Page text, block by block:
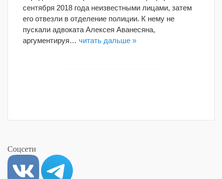
сентября 2018 года неизвестными лицами, затем
его отвезли в отделение полиции. К нему не
пускали адвоката Алексея Аванесяна,
аргументируя… читать дальше »
Соцсети